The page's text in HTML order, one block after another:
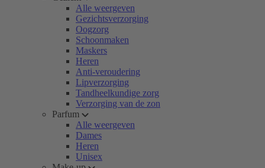
Alle weergeven
Gezichtsverzorging
Oogzorg
Schoonmaken
Maskers
Heren
Anti-veroudering
Lipverzorging
Tandheelkundige zorg
Verzorging van de zon
Parfum
Alle weergeven
Dames
Heren
Unisex